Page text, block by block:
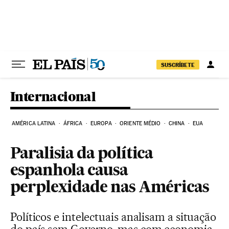
SUSCRÍBETE
Internacional
AMÉRICA LATINA ÁFRICA EUROPA ORIENTE MÉDIO CHINA EUA
Paralisia da política
espanhola causa
perplexidade nas Américas
Políticos e intelectuais analisam a situação